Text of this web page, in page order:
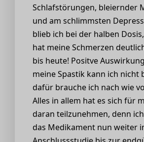
Schlafstörungen, bleiernder
und am schlimmsten
blieb ich bei der halben
hat meine Schmerzen
bis heute! Positve
meine Spastik kann ich nicht
dafür brauche ich nach wie
Alles in allem hat es sich für
daran teilzunehmen, denn
das Medikament nun weiter